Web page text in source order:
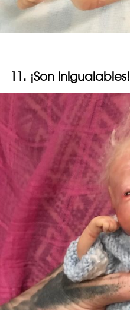
11. ¡Son inigualables!